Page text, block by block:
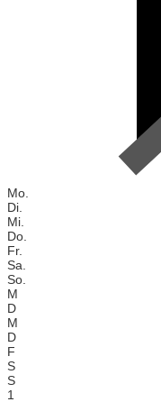
Mo.
Di.
Mi.
Do.
Fr.
Sa.
So.
M
D
M
D
F
S
S
1